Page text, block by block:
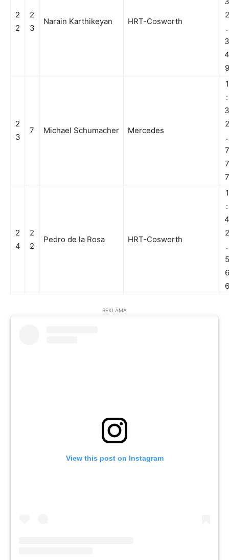
2
2
2
3
Narain Karthikeyan HRT-Cosworth
2
.
3
4
9
2
3
7 Michael Schumacher Mercedes
1
:
3
2
.
7
7
7
2
4
2
2
Pedro de la Rosa HRT-Cosworth
1
:
4
2
.
5
6
6
REKLĀMA
View this post on Instagram